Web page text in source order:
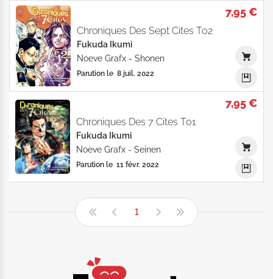
7,95 €
Chroniques Des Sept Cites T02
Fukuda Ikumi
Noeve Grafx - Shonen
Parution le 8 juil. 2022
7,95 €
Chroniques Des 7 Cites T01
Fukuda Ikumi
Noeve Grafx - Seinen
Parution le 11 févr. 2022
1